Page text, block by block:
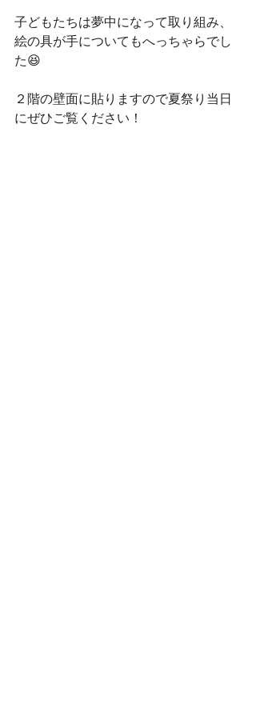
子どもたちは夢中になって取り組み、
絵の具が手についてもへっちゃらでし
た😆
２階の壁面に貼りますので夏祭り当日
にぜひご覧ください！